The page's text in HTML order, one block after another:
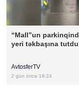
“Mall”un
yeri təkbaşına tutdu
AvtosferTV
2 gün öncə 18:24